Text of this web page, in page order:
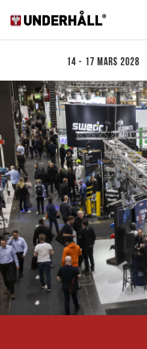
14 - 17 mars 2028